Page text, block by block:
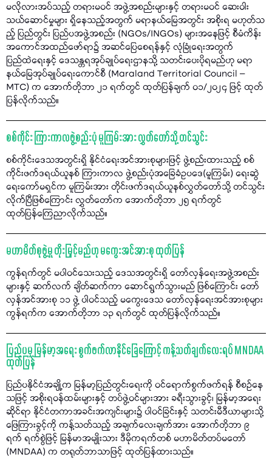
မလိုလားအပ်သည့် တရားမဝင် အဖွဲ့အစည်းများနှင့် တရားမဝင် ဆေးဝါး
သယ်ဆောင်မှုများ ရှိနေသည့်အတွက် မရာနယ်မြေအတွင်း အစိုးရ မဟုတ်သ
ည့် ပြည်တွင်း ပြည်ပအဖွဲ့အစည်း (NGOs/INGOs) များအနေဖြင့် စီမံကိန်း
အကောင်အထည်ဖော်ရာ၌ အဆင်ပြေစေရန်နှင့် လုံခြုံရေးအတွက်
ပြည်ထဲရေးနှင့် ဒေသန္တရအုပ်ချုပ်ရေးဌာနသို့ သတင်းပေးပိုရမည်ဟု မရာ
နယ်မြေအုပ်ချုပ်ရေးကောင်စီ (Maraland Territorial Council –
MTC) က အောက်တိုဘာ ၂၁ ရက်တွင် ထုတ်ပြန်ချက် ၀၁/၂၀၂၄ ဖြင့် ထုတ်
ပြန်လိုက်သည်။
စစ်ကိုင်း ကြားကာလဖွဲ့စည်းပုံ မူကြမ်းအား လွှတ်တော်သို့ တင်သွင်း
စစ်ကိုင်းဒေသအတွင်းရှိ နိုင်ငံရေးအင်အားစုများဖြင့် ဖွဲ့စည်းထားသည့် စစ်
ကိုင်းဖက်ဒရယ်ယူနစ် ကြားကာလ ဖွဲ့စည်းပုံအခြေခံဥပဒေ(မူကြမ်း) ရေးဆွဲ
ရေးကော်မရှင်က မူကြမ်းအား တိုင်းဖက်ဒရယ်ယူနစ်လွှတ်တော်သို့ တင်သွင်း
လိုက်ပြီဖြစ်ကြောင်း လွှတ်တော်က အောက်တိုဘာ ၂၅ ရက်တွင်
ထုတ်ပြန်ကြေညာလိုက်သည်။
မဟာမိတ်စုဖွဲ့မှု တိုးမြှင့်မည်ဟု မကွေးအင်အားစု ထုတ်ပြန်
ကွန်ရက်တွင် မပါဝင်သေးသည့် ဒေသအတွင်းရှိ တော်လှန်ရေးအဖွဲ့အစည်း
များနှင့် ဆက်လက် ချိတ်ဆက်ကာ ဆောင်ရွက်သွားမည် ဖြစ်ကြောင်း တော်
လှန်အင်အားစု ၁၁ ဖွဲ့ ပါဝင်သည့် မကွေးဒေသ တော်လှန်ရေးအင်အားစုများ
ကွန်ရက်က အောက်တိုဘာ ၁၃ ရက်တွင် ထုတ်ပြန်လိုက်သည်။
ပြည်ပမှ မြန်မာ့အရေး စွက်ဖက်လာနိုင်ခြေကြောင့် ကန့်သတ်ချက်လေးရပ် MNDAA
ထုတ်ပြန်
ပြည်ပနိုင်ငံအချို့က မြန်မာ့ပြည်တွင်းရေးကို ဝင်ရောက်စွက်ဖက်ရန် စီစဉ်နေ
သဖြင့် အစိုးရဝန်ထမ်းများနှင့် တပ်ဖွဲ့ဝင်များအား ခရီးသွားခွင့်၊ မြန်မာ့အရေး
ဆိုင်ရာ နိုင်ငံတကာအခင်းအကျင်းများ၌ ပါဝင်ခြင်းနှင့် သတင်းမီဒီယာများသို့
ဖြေကြားခွင့်ကို ကန့်သတ်သည့် အချက်လေးချက်အား အောက်တိုဘာ ၉
ရက် ရက်စွဲဖြင့် မြန်မာအမျိုးသား ဒီမိုကရက်တစ် မဟာမိတ်တပ်မတော်
(MNDAA) က တရုတ်ဘာသာဖြင့် ထုတ်ပြန်ထားသည်။